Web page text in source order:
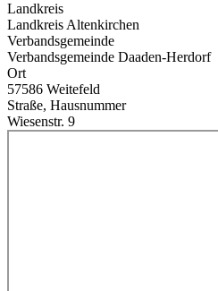
Landkreis
Landkreis Altenkirchen
Verbandsgemeinde
Verbandsgemeinde Daaden-Herdorf
Ort
57586 Weitefeld
Straße, Hausnummer
Wiesenstr. 9